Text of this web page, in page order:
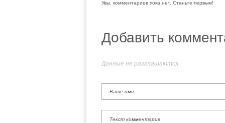
Увы, комментариев пока нет. Станьте первым!
Добавить
Данные не разглашаются